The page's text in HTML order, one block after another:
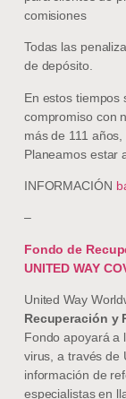
comisiones
Todas las
de depósito.
En estos tiempos
compromiso con
más de 111
Planeamos estar
INFORMACIÓN
–
Fondo de
UNITED WAY
United Way
Recuperación y
Fondo apoyará a
virus, a través de
información de
especialistas en